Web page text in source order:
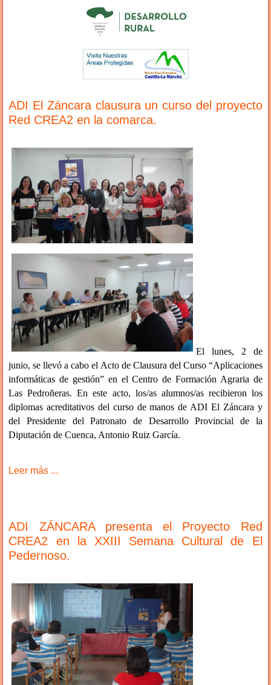
ADI El Záncara clausura un curso del proyecto
Red CREA2 en la comarca.
El lunes, 2 de
junio, se llevó a cabo el Acto de Clausura del Curso “Aplicaciones
informáticas de gestión” en el Centro de Formación Agraria de
Las Pedroñeras. En este acto, los/as alumnos/as recibieron los
diplomas acreditativos del curso de manos de ADI El Záncara y
del Presidente del Patronato de Desarrollo Provincial de la
Diputación de Cuenca, Antonio Ruiz García.
Leer más ...
ADI ZÁNCARA presenta el Proyecto Red
CREA2 en la XXIII Semana Cultural de El
Pedernoso.